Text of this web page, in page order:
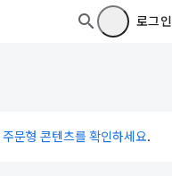
로그인
주문형 콘텐츠를 확인하세요.